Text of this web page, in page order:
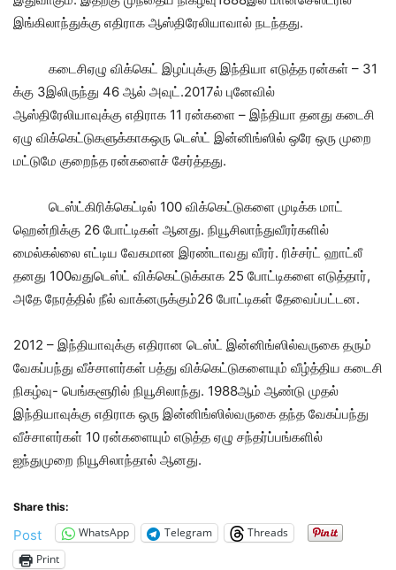
இங்கிலாந்துக்கு எதிராக ஆஸ்திரேலியாவால் நடந்தது.
கடைசிஏழு விக்கெட் இழப்புக்கு இந்தியா எடுத்த ரன்கள் – 31
க்கு 3இலிருந்து 46 ஆல் அவுட்.2017ல் புனேவில்
ஆஸ்திரேலியாவுக்கு எதிராக 11 ரன்களை – இந்தியா தனது கடைசி
ஏழு விக்கெட்டுகளுக்காகஒரு டெஸ்ட் இன்னிங்ஸில் ஒரே ஒரு முறை
மட்டுமே குறைந்த ரன்களைச் சேர்த்தது.
டெஸ்ட்கிரிக்கெட்டில் 100 விக்கெட்டுகளை முடிக்க மாட்
ஹென்றிக்கு 26 போட்டிகள் ஆனது. நியூசிலாந்துவீரர்களில்
மைல்கல்லை எட்டிய வேகமான இரண்டாவது வீரர். ரிச்சர்ட் ஹாட்லீ
தனது 100வதுடெஸ்ட் விக்கெட்டுக்காக 25 போட்டிகளை எடுத்தார்,
அதே நேரத்தில் நீல் வாக்னருக்கும்26 போட்டிகள் தேவைப்பட்டன.
2012 – இந்தியாவுக்கு எதிரான டெஸ்ட் இன்னிங்ஸில்வருகை தரும்
வேகப்பந்து வீச்சாளர்கள் பத்து விக்கெட்டுகளையும் வீழ்த்திய கடைசி
நிகழ்வு- பெங்களூரில் நியூசிலாந்து. 1988ஆம் ஆண்டு முதல்
இந்தியாவுக்கு எதிராக ஒரு இன்னிங்ஸில்வருகை தந்த வேகப்பந்து
வீச்சாளர்கள் 10 ரன்களையும் எடுத்த ஏழு சந்தர்ப்பங்களில்
ஐந்துமுறை நியூசிலாந்தால் ஆனது.
Share this:
Post WhatsApp Telegram
Threads
Print